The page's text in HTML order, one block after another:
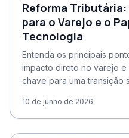
Reforma
para o Varejo e o
Tecnologia
Entenda os principais
impacto direto no varejo
chave para uma transição
10 de junho de 2026